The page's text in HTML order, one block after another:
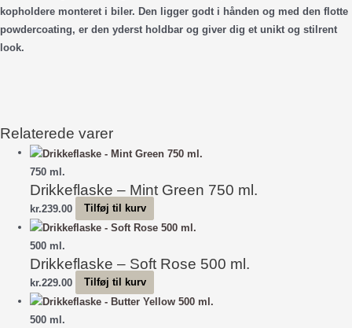
kopholdere monteret i biler. Den ligger godt i hånden og med den flotte
powdercoating, er den yderst holdbar og giver dig et unikt og stilrent
look.
Relaterede varer
750 ml.
Drikkeflaske – Mint Green 750 ml.
kr.239.00 Tilføj til kurv
500 ml.
Drikkeflaske – Soft Rose 500 ml.
kr.229.00 Tilføj til kurv
500 ml.